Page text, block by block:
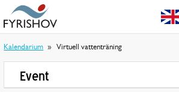
Kalendarium Virtuell vattenträning
Event